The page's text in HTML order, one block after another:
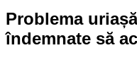
Problema
îndemnate să